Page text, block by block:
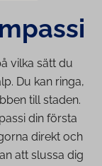
vilka sätt du
Du kan ringa,
till staden.
din första
direkt och
att slussa dig